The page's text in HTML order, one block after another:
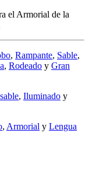
el Armorial de la
, Rampante, Sable,
, Rodeado y Gran
, Iluminado y
, Armorial y Lengua